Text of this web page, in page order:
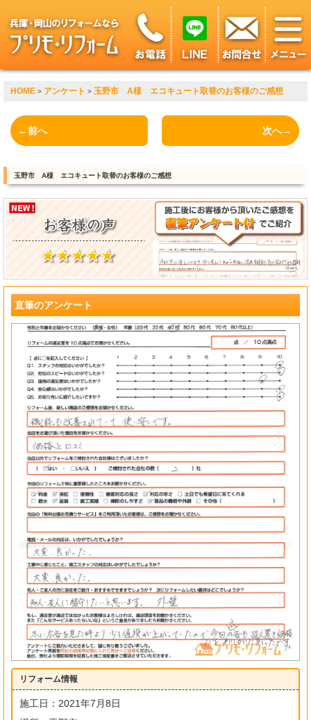
HOME > アンケート > 玉野市 A様 エコキュート取替のお客様のご感想
←前へ 次へ→
玉野市 A様 エコキュート取替のお客様のご感想
直筆のアンケート
リフォーム情報
施工日：2021年7月8日